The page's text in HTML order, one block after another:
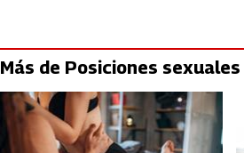
Más de Posiciones sexuales